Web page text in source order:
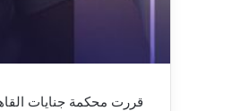
قررت محكمة جنايات